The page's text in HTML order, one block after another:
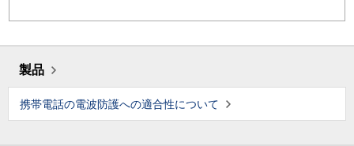
製品
携帯電話の電波防護への適合性について